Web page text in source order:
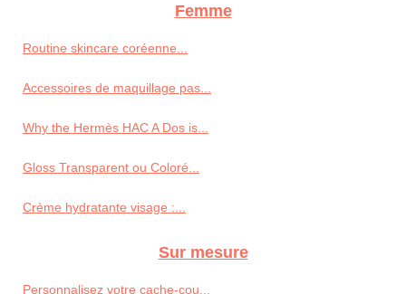
Femme
Routine skincare coréenne...
Accessoires de maquillage pas...
Why the Hermès HAC A Dos is...
Gloss Transparent ou Coloré...
Crème hydratante visage :...
Sur mesure
Personnalisez votre cache-cou...